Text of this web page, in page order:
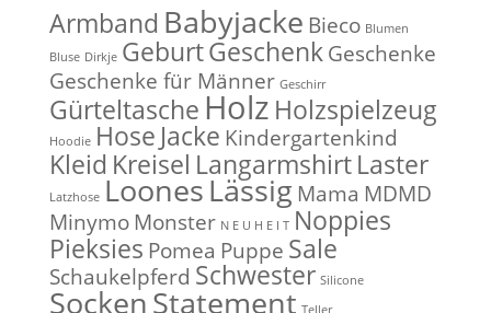
Armband Babyjacke Bieco Blumen
Bluse Dirkje GeburtGeschenk Geschenke
Geschenke für Männer Geschirr
Gürteltasche Holz Holzspielzeug
Hoodie Hose Jacke Kindergartenkind
Kleid Kreisel LangarmshirtLaster
Latzhose LoonesLässig Mama MDMD
Minymo Monster N E U H E I T Noppies
Pieksies Pomea Puppe Sale
Schaukelpferd Schwester Silicone
SockenStatement Teller